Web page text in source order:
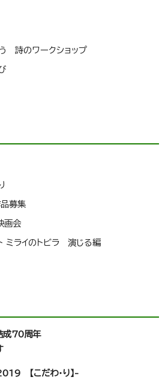
詩のワークショップ
募集
画会
ミライのトビラ 演じる編
成70周年
【こだわ・り】-